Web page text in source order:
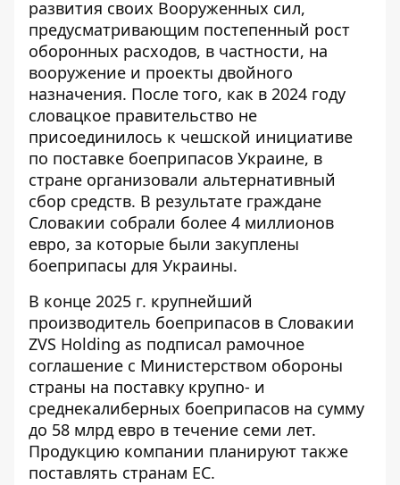
развития своих Вооруженных сил,
предусматривающим постепенный рост
оборонных расходов, в частности, на
вооружение и проекты двойного
назначения. После того, как в 2024 году
словацкое правительство не
присоединилось к чешской инициативе
по поставке боеприпасов Украине, в
стране организовали альтернативный
сбор средств. В результате граждане
Словакии собрали более 4 миллионов
евро, за которые были закуплены
боеприпасы для Украины.
В конце 2025 г. крупнейший
производитель боеприпасов в Словакии
ZVS Holding as подписал рамочное
соглашение с Министерством обороны
страны на поставку крупно- и
среднекалиберных боеприпасов на сумму
до 58 млрд евро в течение семи лет.
Продукцию компании планируют также
поставлять странам ЕС.